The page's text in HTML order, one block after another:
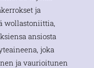
ja
wollastoniittia,
ansiosta
joka
ja vaurioitunen